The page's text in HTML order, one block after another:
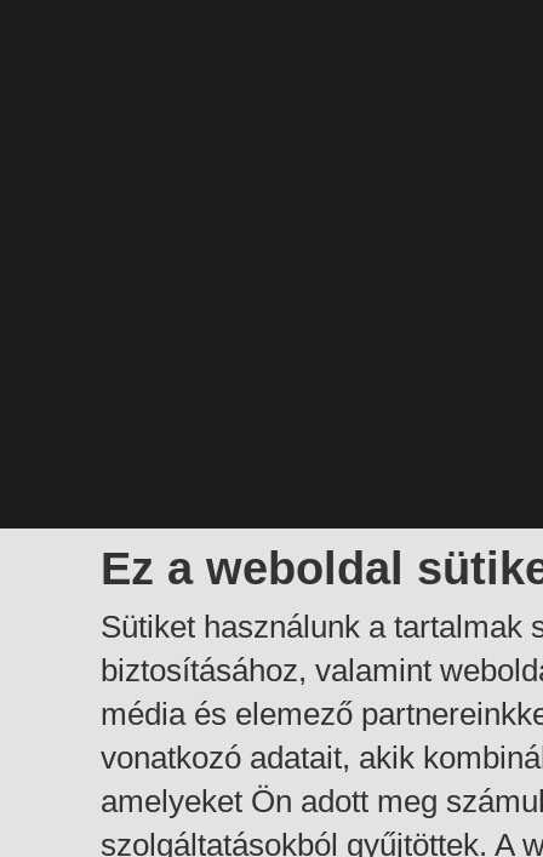
Ez a weboldal
Sütiket használunk a tartalmak
biztosításához, valamint
média és elemező
vonatkozó adatait, akik
amelyeket Ön adott meg
szolgáltatásokból gyűjtöttek. A